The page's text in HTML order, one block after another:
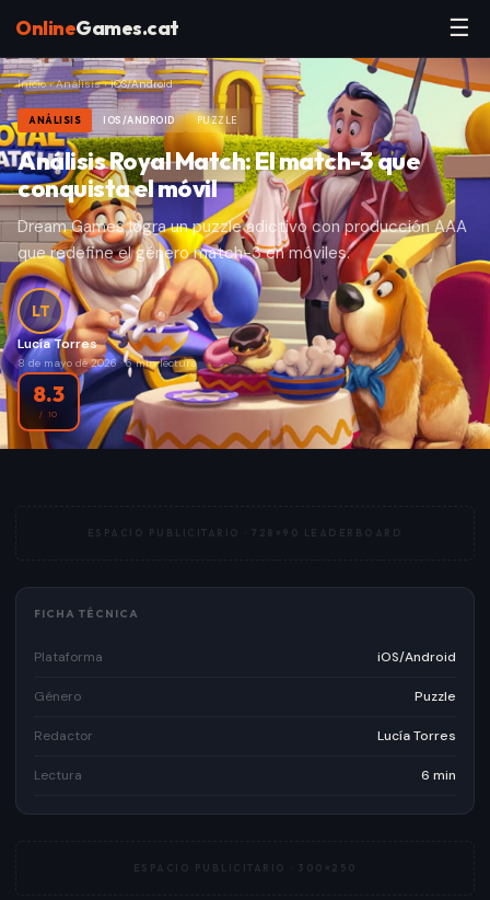
OnlineGames.cat ☰
Inicio›Análisis›iOS/Android
ANÁLISIS IOS/ANDROID PUZZLE
Análisis Royal Match: El match-3 que
conquista el móvil
Dream Games logra un puzzle adictivo con producción AAA
que redefine el género match-3 en móviles.
LT
Lucía Torres
8 de mayo de 2026·6min lectura
8.3
/ 10
ESPACIO PUBLICITARIO ·728×90 LEADERBOARD
FICHA TÉCNICA
Plataforma iOS/Android
Género Puzzle
Redactor Lucía Torres
Lectura 6 min
ESPACIO PUBLICITARIO · 300×250